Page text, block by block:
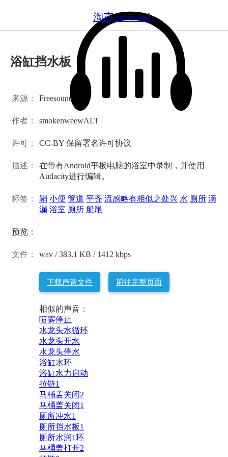
淘声 toSound
浴缸挡水板
来源： Freesound
作者： smokenweewALT
许可： CC-BY 保留署名许可协议
描述：
在带有Android平板电脑的浴室中录制，并使用
Audacity进行编辑。
标签： 鞘 小便 管道 平齐 流感略有相似之处兴 水 厕所 滴
漏 浴室 厕所 船尾
预览：
文件： wav / 383.1 KB / 1412 kbps
下载声音文件 前往完整页面
相似的声音：
喷雾停止
水龙头水循环
水龙头开水
水龙头停水
浴缸水环
浴缸水力启动
拉链1
马桶盖关闭2
马桶盖关闭1
厕所冲水1
厕所挡水板1
厕所水润1环
马桶盖打开2